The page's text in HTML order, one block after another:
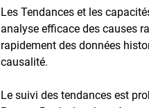
Les Tendances et les
analyse efficace des causes
rapidement des données
causalité.
Le suivi des tendances est